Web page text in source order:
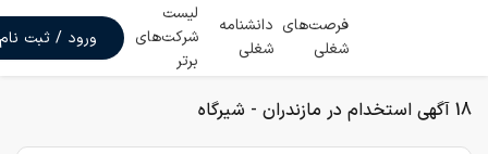
فرصت‌های
شغلی
دانشنامه
شغلی
لیست
شرکت‌های
برتر
ورود / ثبت نام
18 آگهی استخدام در مازندران - شیرگاه